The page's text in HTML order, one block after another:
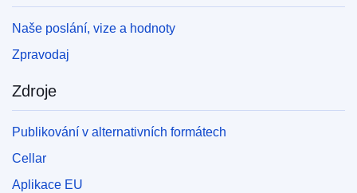
Naše poslání, vize a hodnoty
Zpravodaj
Zdroje
Publikování v alternativních formátech
Cellar
Aplikace EU